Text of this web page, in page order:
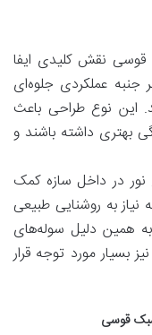
نقش کلیدی ایفا
جنبه عملکردی جلوه‌ای
این نوع طراحی باعث
بهتری داشته باشند و
نور در داخل سازه کمک
نیاز به روشنایی طبیعی
به همین دلیل سوله‌های
بسیار مورد توجه قرار
قوسی